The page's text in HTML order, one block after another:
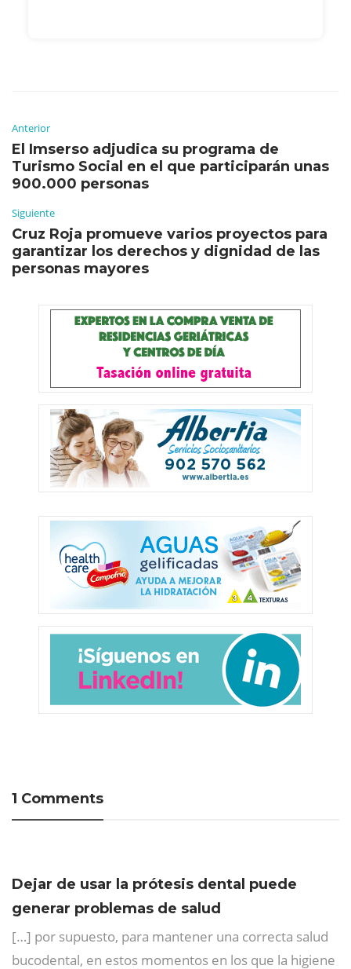
Anterior
El Imserso adjudica su programa de
Turismo Social en el que participarán unas
900.000 personas
Siguiente
Cruz Roja promueve varios proyectos para
garantizar los derechos y dignidad de las
personas mayores
1 Comments
Dejar de usar la prótesis dental puede
generar problemas de salud
[…] por supuesto, para mantener una correcta salud
bucodental, en estos momentos en los que la higiene